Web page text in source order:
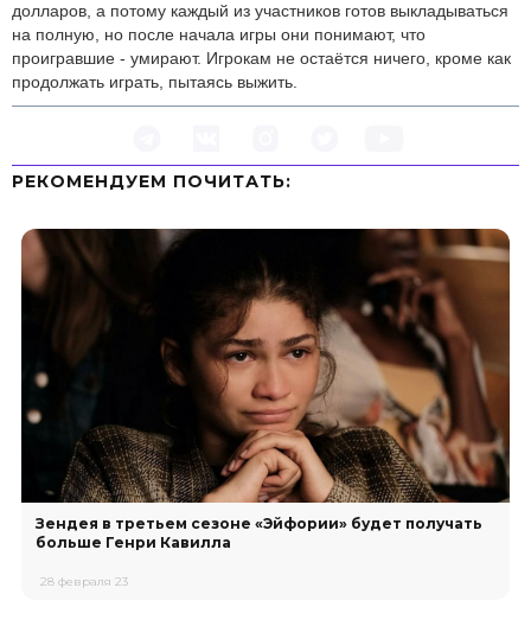
долларов, а потому каждый из участников готов выкладываться
на полную, но после начала игры они понимают, что
проигравшие - умирают. Игрокам не остаётся ничего, кроме как
продолжать играть, пытаясь выжить.
РЕКОМЕНДУЕМ ПOЧИТАТЬ:
Зендея в третьем сезоне «Эйфории» будет получать
больше Генри Кавилла
28 февраля 23